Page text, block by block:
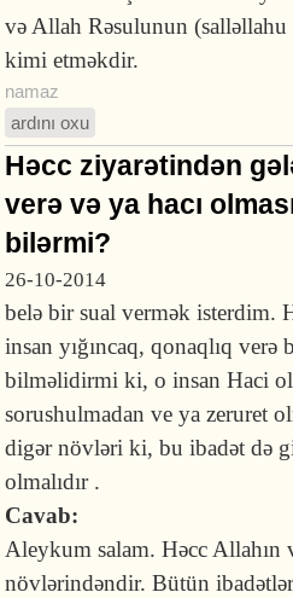
və Allah Rəsulunun
kimi etməkdir.
namaz
ardını oxu
Həcc ziyarətindən
verə və ya hacı
bilərmi?
26-10-2014
belə bir sual vermək isterdim.
insan yığıncaq, qonaqlıq verə
bilməlidirmi ki, o insan Haci
sorushulmadan ve ya zeruret
digər növləri ki, bu ibadət də
olmalıdır .
Cavab:
Aleykum salam. Həcc
növlərindəndir. Bütün